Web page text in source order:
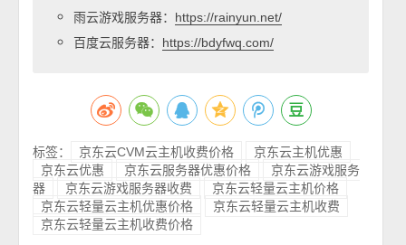
雨云游戏服务器： https://rainyun.net/
百度云服务器： https://bdyfwq.com/
标签： 京东云CVM云主机收费价格
京东云主机优惠
京东云优惠
京东云服务器优惠价格
京东云游戏服务
器
京东云游戏服务器收费
京东云轻量云主机价格
京东云轻量云主机优惠价格
京东云轻量云主机收费
京东云轻量云主机收费价格